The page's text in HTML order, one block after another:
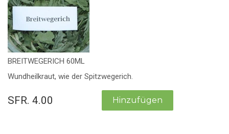
BREITWEGERICH 60ML
Wundheilkraut, wie der Spitzwegerich.
SFR. 4.00